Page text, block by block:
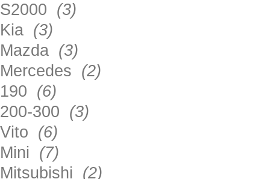
S2000 (3)
Kia (3)
Mazda (3)
Mercedes (2)
190 (6)
200-300 (3)
Vito (6)
Mini (7)
Mitsubishi (2)